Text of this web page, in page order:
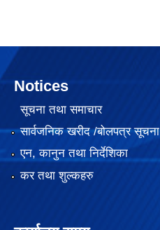
Notices
सूचना तथा समाचार
सार्वजनिक खरीद /बोलपत्र सूचना
एन, कानुन तथा निर्देशिका
कर तथा शुल्कहरु